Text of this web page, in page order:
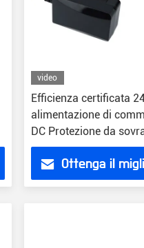
video
Efficienza certificata
alimentazione di
DC Protezione da
uscita
Ottenga il